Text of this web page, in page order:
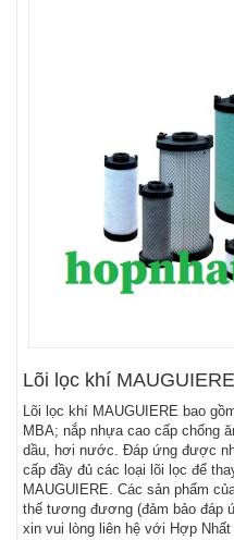
Lõi lọc khí
Lõi lọc khí MAUGUIERE bao
MBA; nắp nhựa cao cấp chống
dầu, hơi nước. Đáp ứng được
cấp đầy đủ các loại lõi lọc để
MAUGUIERE. Các sản phẩm
thế tương đương (đảm bảo đáp
xin vui lòng liên hệ với Hợp